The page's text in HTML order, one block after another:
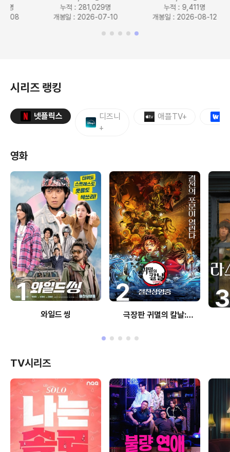
누적 : 5,446,618명
개봉일 : 2026-07-29
누적 : 1,375,296명
개봉일 : 2026-08-05
시리즈 랭킹
넷플릭스
디즈니
+
애플TV+
영화
1
와일드 씽
2
극장판 귀멸의 칼날:
3
TV시리즈